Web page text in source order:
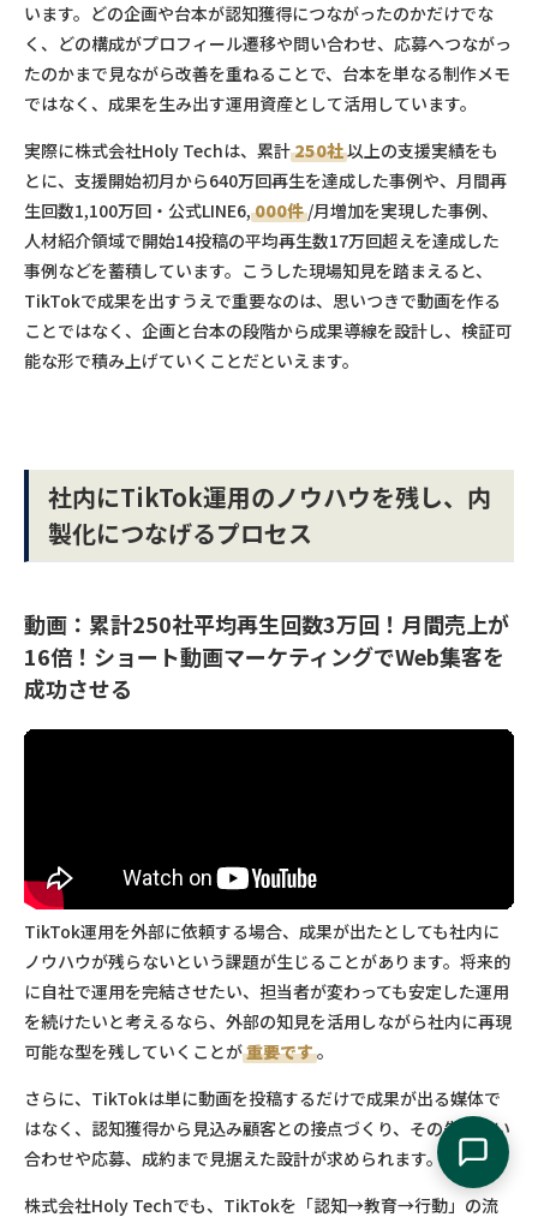
います。どの企画や台本が認知獲得につながったのかだけでな
く、どの構成がプロフィール遷移や問い合わせ、応募へつながっ
たのかまで見ながら改善を重ねることで、台本を単なる制作メモ
ではなく、成果を生み出す運用資産として活用しています。
実際に株式会社Holy Techは、累計250社以上の支援実績をも
とに、支援開始初月から640万回再生を達成した事例や、月間再
生回数1,100万回・公式LINE6, 000件 /月増加を実現した事例、
人材紹介領域で開始14投稿の平均再生数17万回超えを達成した
事例などを蓄積しています。こうした現場知見を踏まえると、
TikTokで成果を出すうえで重要なのは、思いつきで動画を作る
ことではなく、企画と台本の段階から成果導線を設計し、検証可
能な形で積み上げていくことだといえます。
社内にTikTok運用のノウハウを残し、内
製化につなげるプロセス
動画：累計250社平均再生回数3万回！月間売上が
16倍！ショート動画マーケティングでWeb集客を
成功させる
TikTok運用を外部に依頼する場合、成果が出たとしても社内に
ノウハウが残らないという課題が生じることがあります。将来的
に自社で運用を完結させたい、担当者が変わっても安定した運用
を続けたいと考えるなら、外部の知見を活用しながら社内に再現
可能な型を残していくことが重要です。
さらに、TikTokは単に動画を投稿するだけで成果が出る媒体で
はなく、認知獲得から見込み顧客との接点づくり、その先の問い
合わせや応募、成約まで見据えた設計が求められます。
株式会社Holy Techでも、TikTokを「認知→教育→行動」の流